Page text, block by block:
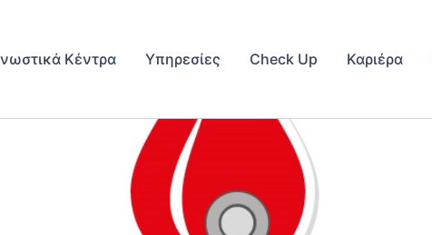
Κέντρα Υπηρεσίες Check Up Καριέρα